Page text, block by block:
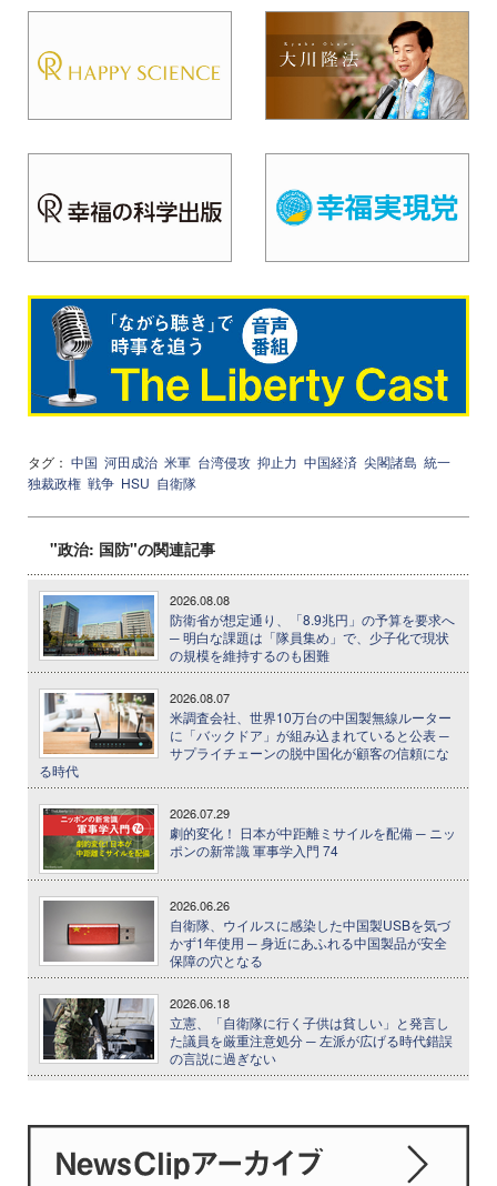
タグ： 中国 河田成治 米軍 台湾侵攻 抑止力 中国経済 尖閣諸島 統一
独裁政権 戦争 HSU 自衛隊
"政治: 国防"の関連記事
2026.08.08
防衛省が想定通り、「8.9兆円」の予算を要求へ
─ 明白な課題は「隊員集め」で、少子化で現状
の規模を維持するのも困難
2026.08.07
米調査会社、世界10万台の中国製無線ルーター
に「バックドア」が組み込まれていると公表 ─
サプライチェーンの脱中国化が顧客の信頼にな
る時代
2026.07.29
劇的変化！ 日本が中距離ミサイルを配備 ─ ニッ
ポンの新常識 軍事学入門 74
2026.06.26
自衛隊、ウイルスに感染した中国製USBを気づ
かず1年使用 ─ 身近にあふれる中国製品が安全
保障の穴となる
2026.06.18
立憲、「自衛隊に行く子供は貧しい」と発言し
た議員を厳重注意処分 ─ 左派が広げる時代錯誤
の言説に過ぎない